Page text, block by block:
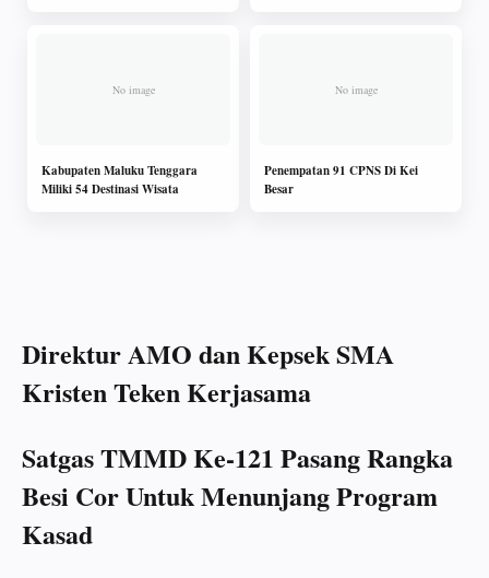
Kabupaten Maluku Tenggara
Miliki 54 Destinasi Wisata
Penempatan 91 CPNS Di Kei
Besar
Direktur AMO dan Kepsek SMA
Kristen Teken Kerjasama
Satgas TMMD Ke-121 Pasang Rangka
Besi Cor Untuk Menunjang Program
Kasad